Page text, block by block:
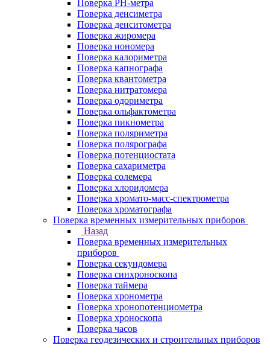
Поверка PH-метра
Поверка денсиметра
Поверка денситометра
Поверка жиромера
Поверка иономера
Поверка калориметра
Поверка капнографа
Поверка квантометра
Поверка нитратомера
Поверка одориметра
Поверка ольфактометра
Поверка пикнометра
Поверка поляриметра
Поверка полярографа
Поверка потенциостата
Поверка сахариметра
Поверка солемера
Поверка хлоридомера
Поверка хромато-масс-спектрометра
Поверка хроматографа
Поверка временных измерительных приборов
Назад
Поверка временных измерительных
приборов
Поверка секундомера
Поверка синхроноскопа
Поверка таймера
Поверка хронометра
Поверка хронопотенциометра
Поверка хроноскопа
Поверка часов
Поверка геодезических и строительных приборов